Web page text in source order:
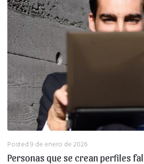
Posted9 de enero de 2026
Personas que se crean perfiles